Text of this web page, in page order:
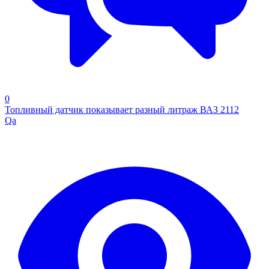
0
Топливный датчик показывает разный литраж ВАЗ 2112
Qa